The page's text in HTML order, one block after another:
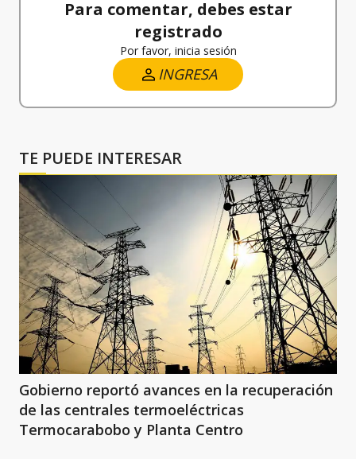
Para comentar, debes estar
registrado
Por favor, inicia sesión
INGRESA
TE PUEDE INTERESAR
Gobierno reportó avances en la recuperación
de las centrales termoeléctricas
Termocarabobo y Planta Centro